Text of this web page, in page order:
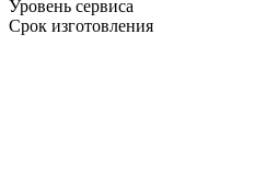
Уровень сервиса
Срок изготовления